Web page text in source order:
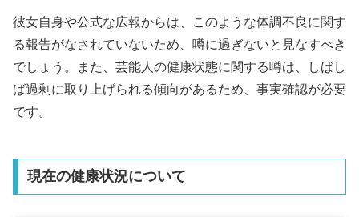
彼女自身や公式な広報からは、このような体調不良に関す
る報告がなされていないため、噂に過ぎないと見なすべき
でしょう。また、芸能人の健康状態に関する噂は、しばし
ば過剰に取り上げられる傾向があるため、事実確認が必要
です。
現在の健康状況について